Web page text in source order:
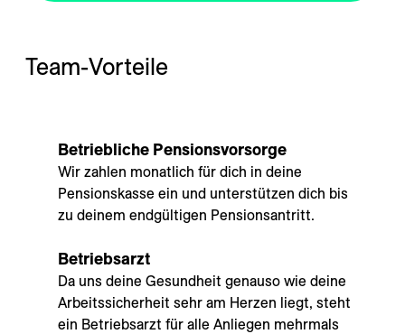
--
Team-Vorteile
Betriebliche Pensionsvorsorge
Wir zahlen monatlich für dich in deine
Pensionskasse ein und unterstützen dich bis
zu deinem endgültigen Pensionsantritt.
Betriebsarzt
Da uns deine Gesundheit genauso wie deine
Arbeitssicherheit sehr am Herzen liegt, steht
ein Betriebsarzt für alle Anliegen mehrmals